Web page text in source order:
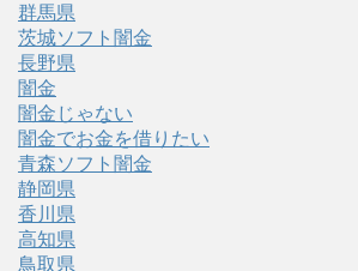
群馬県
茨城ソフト闇金
長野県
闇金
闇金じゃない
闇金でお金を借りたい
青森ソフト闇金
静岡県
香川県
高知県
鳥取県